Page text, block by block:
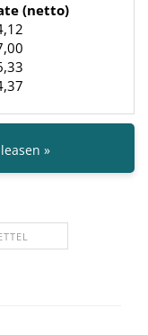
(netto)
leasen »